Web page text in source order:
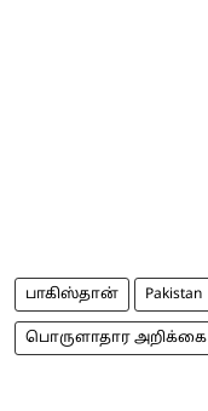
பாகிஸ்தான் Pakistan
பொருளாதார அறிக்கை